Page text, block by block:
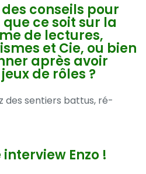
conseils pour
ce soit sur la
de lectures,
et Cie, ou bien
après avoir
de rôles ?
des sentiers battus, ré-
Enzo !